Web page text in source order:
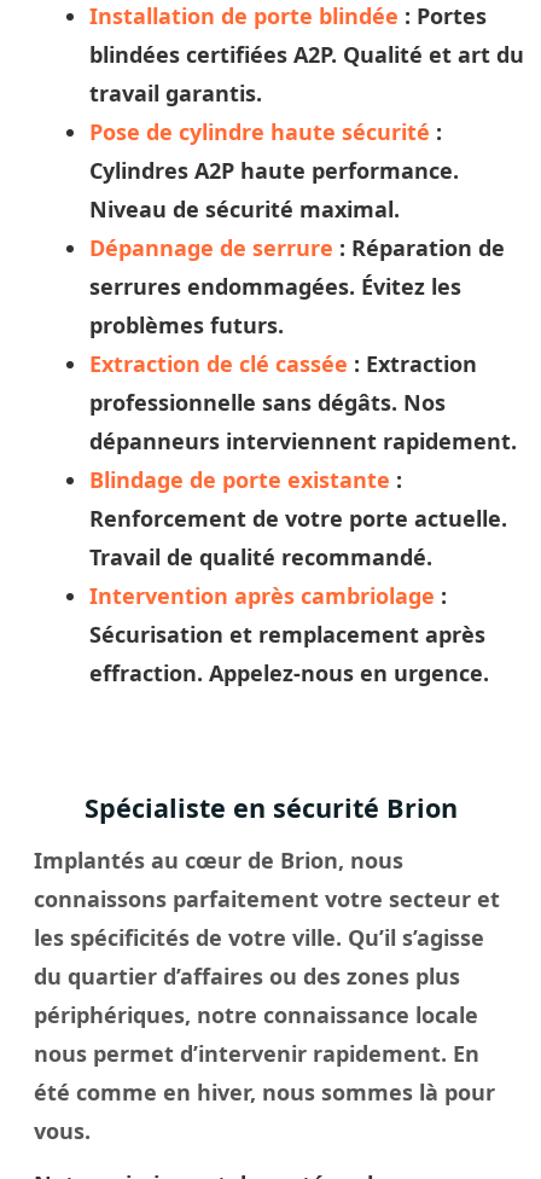
Installation de porte blindée : Portes
blindées certifiées A2P. Qualité et art du
travail garantis.
Pose de cylindre haute sécurité :
Cylindres A2P haute performance.
Niveau de sécurité maximal.
Dépannage de serrure : Réparation de
serrures endommagées. Évitez les
problèmes futurs.
Extraction de clé cassée : Extraction
professionnelle sans dégâts. Nos
dépanneurs interviennent rapidement.
Blindage de porte existante :
Renforcement de votre porte actuelle.
Travail de qualité recommandé.
Intervention après cambriolage :
Sécurisation et remplacement après
effraction. Appelez-nous en urgence.
Spécialiste en sécurité Brion
Implantés au cœur de Brion, nous
connaissons parfaitement votre secteur et
les spécificités de votre ville. Qu’il s’agisse
du quartier d’affaires ou des zones plus
périphériques, notre connaissance locale
nous permet d’intervenir rapidement. En
été comme en hiver, nous sommes là pour
vous.